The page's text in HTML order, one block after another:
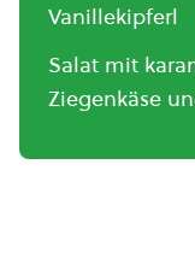
Vanillekipferl
Salat mit
Ziegenkäse